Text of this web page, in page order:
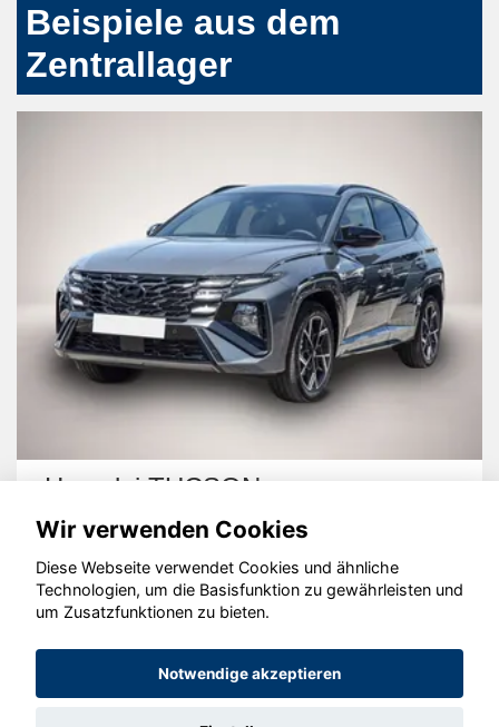
Beispiele aus dem
Zentrallager
Hyundai TUCSON
© konjunkturmotor.de GmbH 2020 - 2026
Wir verwenden Cookies
Diese Webseite verwendet Cookies und ähnliche
Technologien, um die Basisfunktion zu gewährleisten und
um Zusatzfunktionen zu bieten.
Notwendige akzeptieren